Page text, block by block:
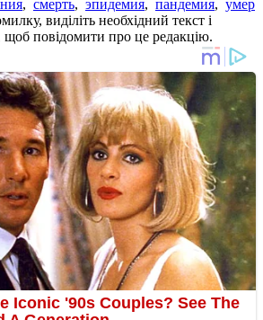
, смерть, эпидемия, пандемия, умер
виділіть необхідний текст і
щоб повідомити про це редакцію.